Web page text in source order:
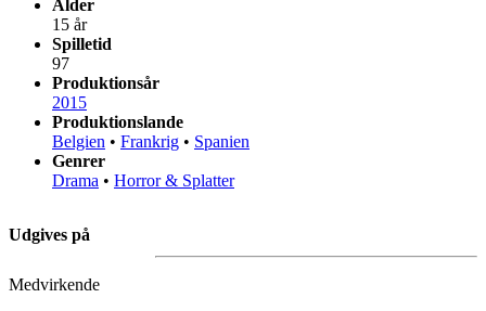
Alder
15 år
Spilletid
97
Produktionsår
2015
Produktionslande
Belgien • Frankrig • Spanien
Genrer
Drama • Horror & Splatter
Udgives på
Medvirkende